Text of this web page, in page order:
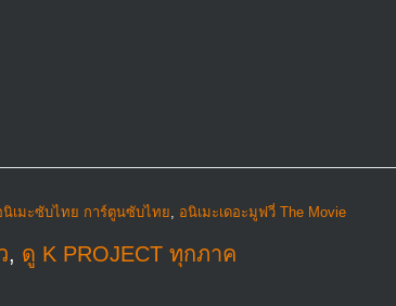
นิเมะซับไทย การ์ตูนซับไทย อนิเมะเดอะมูฟวี่ The Movie
, ดู K PROJECT ทุกภาค